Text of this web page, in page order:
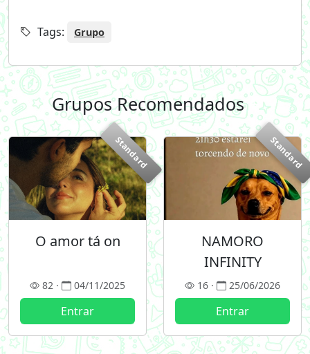
Tags: Grupo
Grupos Recomendados +
Standard
O amor tá on
82 · 04/11/2025
Entrar
Standard
NAMORO
INFINITY
16 · 25/06/2026
Entrar